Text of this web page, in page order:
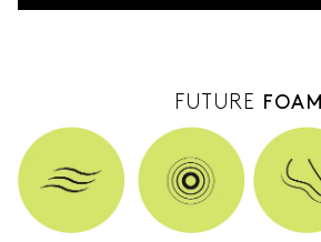
FUTURE FOAM